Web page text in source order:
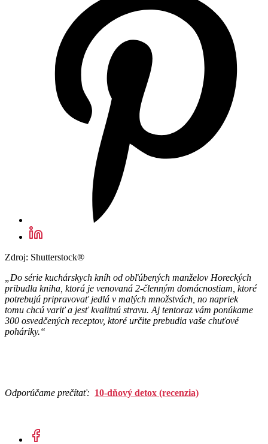
Zdroj: Shutterstock®
„Do série kuchárskych kníh od obľúbených manželov Horeckých
pribudla kniha, ktorá je venovaná 2-členným domácnostiam, ktoré
potrebujú pripravovať jedlá v malých množstvách, no napriek
tomu chcú variť a jesť kvalitnú stravu. Aj tentoraz vám ponúkame
300 osvedčených receptov, ktoré určite prebudia vaše chuťové
poháriky.“
Odporúčame prečítať: 10-dňový detox (recenzia)